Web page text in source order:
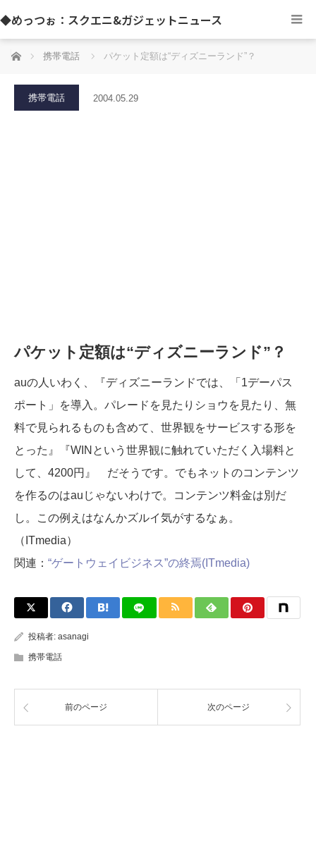
◆めっつぉ：スクエニ&ガジェットニュース
ホーム 携帯電話 パケット定額は“ディズニーランド”？
携帯電話 2004.05.29
パケット定額は“ディズニーランド”？
auの人いわく、『ディズニーランドでは、「1デーパス
ポート」を導入。パレードを見たりショウを見たり、無
料で見られるものも含めて、世界観をサービスする形を
とった』『WINという世界観に触れていただく入場料と
して、4200円』 だそうです。でもネットのコンテンツ
を作るのはauじゃないわけで。コンテンツ料金は別だ
し。この例えはなんかズルイ気がするなぁ。
（ITmedia）
関連： “ゲートウェイビジネス”の終焉(ITmedia)
投稿者: asanagi
携帯電話
前のページ 次のページ